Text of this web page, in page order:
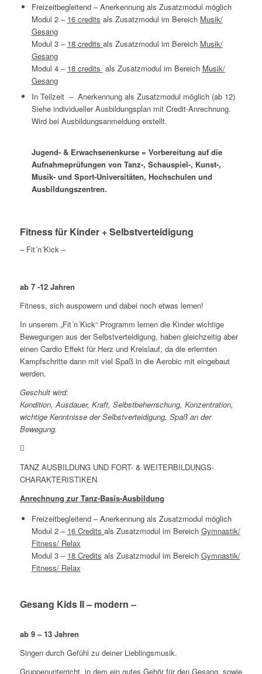
Freizeitbegleitend – Anerkennung als Zusatzmodul möglich
Modul 2 – 16 credits als Zusatzmodul im Bereich Musik/
Gesang
Modul 3 – 18 credits als Zusatzmodul im Bereich Musik/
Gesang
Modul 4 – 18 credits als Zusatzmodul im Bereich Musik/
Gesang
In Teilzeit – Anerkennung als Zusatzmodul möglich (ab 12)
Siehe individueller Ausbildungsplan mit Credit-Anrechnung.
Wird bei Ausbildungsanmeldung erstellt.
Jugend- & Erwachsenenkurse = Vorbereitung auf die
Aufnahmeprüfungen von Tanz-, Schauspiel-, Kunst-,
Musik- und Sport-Universitäten, Hochschulen und
Ausbildungszentren.
Fitness für Kinder + Selbstverteidigung
– Fit´n´Kick –
ab 7 -12 Jahren
Fitness, sich auspowern und dabei noch etwas lernen!
In unserem „Fit´n´Kick“ Programm lernen die Kinder wichtige
Bewegungen aus der Selbstverteidigung, haben gleichzeitig aber
einen Cardio Effekt für Herz und Kreislauf, da die erlernten
Kampfschritte dann mit viel Spaß in die Aerobic mit eingebaut
werden.
Geschult wird:
Kondition, Ausdauer, Kraft, Selbstbeherrschung, Konzentration,
wichtige Kenntnisse der Selbstverteidigung, Spaß an der
Bewegung.
TANZ AUSBILDUNG UND FORT- & WEITERBILDUNGS-
CHARAKTERISTIKEN
Anrechnung zur Tanz-Basis-Ausbildung
Freizeitbegleitend – Anerkennung als Zusatzmodul möglich
Modul 2 – 16 Credits als Zusatzmodul im Bereich Gymnastik/
Fitness/ Relax
Modul 3 – 18 Credits als Zusatzmodul im Bereich Gymnastik/
Fitness/ Relax
Gesang Kids II – modern –
ab 9 – 13 Jahren
Singen durch Gefühl zu deiner Lieblingsmusik.
Gruppenunterricht, in dem ein gutes Gehör für den Gesang, sowie